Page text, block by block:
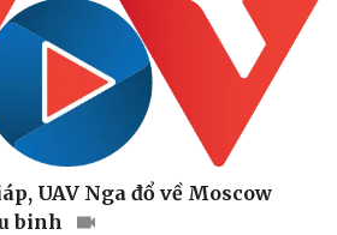
UAV Nga đổ về Moscow
binh